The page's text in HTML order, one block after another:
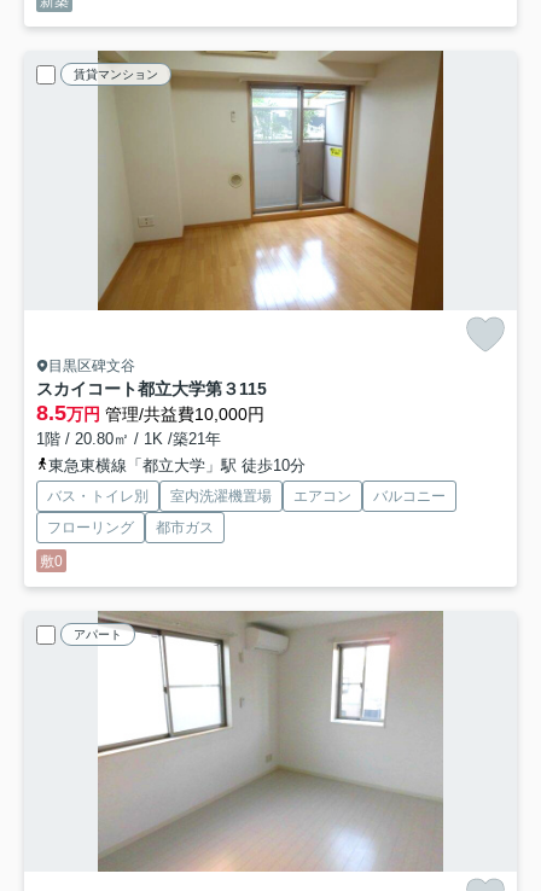
賃貸マンション
目黒区碑文谷
スカイコート都立大学第３115
8.5万円 管理/共益費10,000円
1階 / 20.80㎡ / 1K /築21年
東急東横線「都立大学」駅 徒歩10分
バス・トイレ別 室内洗濯機置場 エアコン
バルコニー
フローリング
都市ガス
敷0
アパート